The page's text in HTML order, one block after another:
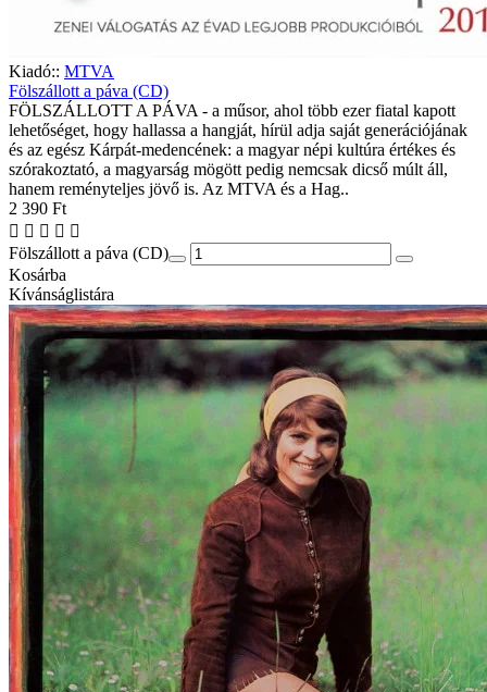
Kiadó:: MTVA
Fölszállott a páva (CD)
FÖLSZÁLLOTT A PÁVA - a műsor, ahol több ezer fiatal kapott
lehetőséget, hogy hallassa a hangját, hírül adja saját generációjának
és az egész Kárpát-medencének: a magyar népi kultúra értékes és
szórakoztató, a magyarság mögött pedig nemcsak dicső múlt áll,
hanem reményteljes jövő is. Az MTVA és a Hag..
2 390 Ft
Fölszállott a páva (CD)
Kosárba
Kívánságlistára